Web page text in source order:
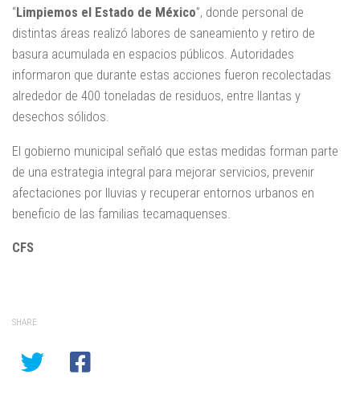
“Limpiemos el Estado de México”, donde personal de
distintas áreas realizó labores de saneamiento y retiro de
basura acumulada en espacios públicos. Autoridades
informaron que durante estas acciones fueron recolectadas
alrededor de 400 toneladas de residuos, entre llantas y
desechos sólidos.
El gobierno municipal señaló que estas medidas forman parte
de una estrategia integral para mejorar servicios, prevenir
afectaciones por lluvias y recuperar entornos urbanos en
beneficio de las familias tecamaquenses.
CFS
SHARE